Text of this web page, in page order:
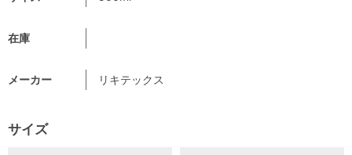
在庫
メーカー リキテックス
サイズ